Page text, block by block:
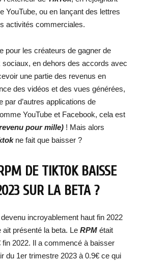
YouTube, ou en lançant des lettres
activités commerciales.
pour les créateurs de gagner de
sociaux, en dehors des accords avec
une partie des revenus en
des vidéos et des vues générées,
par d’autres applications de
YouTube et Facebook, cela est
pour mille) ! Mais alors
ne fait que baisser ?
DE TIKTOK BAISSE
SUR LA BETA ?
incroyablement haut fin 2022
présenté la beta. Le RPM était
fin 2022. Il a commencé à baisser
du 1er trimestre 2023 à 0.9€ ce qui